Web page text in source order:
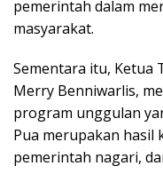
pemerintah dalam
masyarakat.
Sementara itu, Ketua
Merry Benniwarlis,
program unggulan
Pua merupakan hasil
pemerintah nagari,